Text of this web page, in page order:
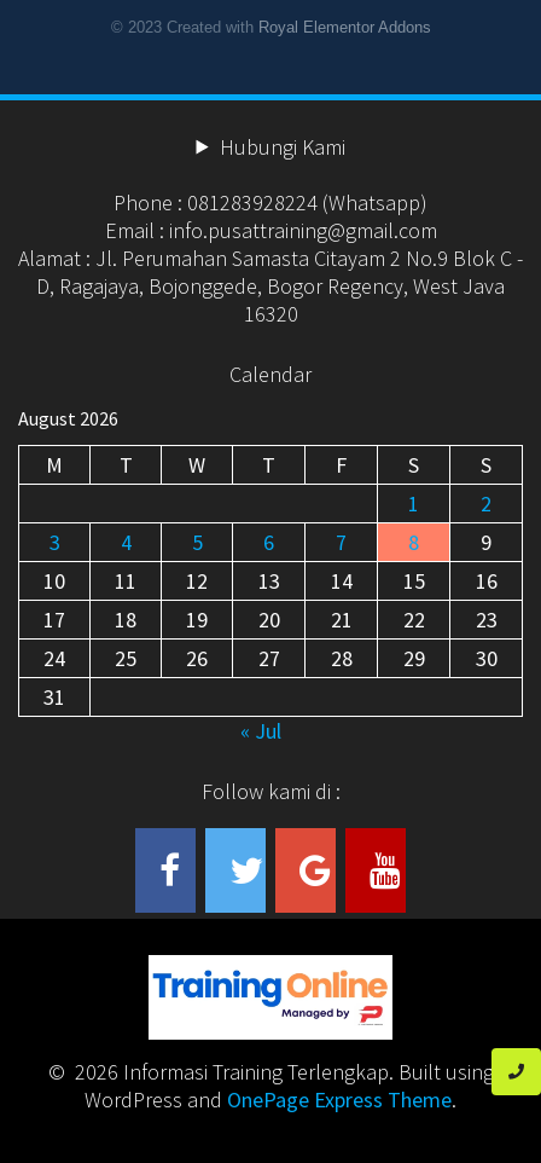
© 2023 Created with Royal Elementor Addons
Hubungi Kami
Phone : 081283928224 (Whatsapp)
Email : info.pusattraining@gmail.com
Alamat : Jl. Perumahan Samasta Citayam 2 No.9 Blok C -
D, Ragajaya, Bojonggede, Bogor Regency, West Java
16320
Calendar
August 2026
M T W T F S
S
1
2
3
4 5 6 7 8
9
10
11 12 13 14 15
16
17
18 19 20 21 22
23
24
25 26 27 28 29
30
31
« Jul
Follow kami di :
© 2026 Informasi Training Terlengkap. Built using
WordPress and OnePage Express Theme.